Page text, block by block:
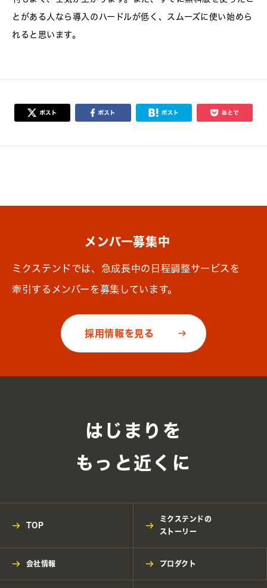
とがある人なら導入のハードルが低く、スムーズに使い始めら
れると思います。
メンバー募集中
ミクステンドでは、急成長中の日程調整サービスを
牽引するメンバーを募集しています。
採用情報を見る
はじまりを
もっと近くに
TOP
ミクステンドの
ストーリー
会社情報 プロダクト